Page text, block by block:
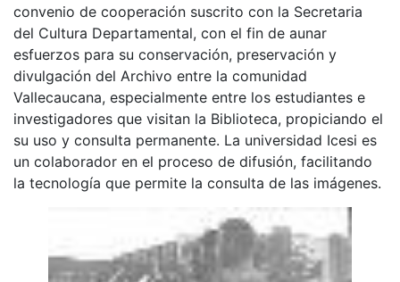
convenio de cooperación suscrito con la Secretaria
del Cultura Departamental, con el fin de aunar
esfuerzos para su conservación, preservación y
divulgación del Archivo entre la comunidad
Vallecaucana, especialmente entre los estudiantes e
investigadores que visitan la Biblioteca, propiciando el
su uso y consulta permanente. La universidad Icesi es
un colaborador en el proceso de difusión, facilitando
la tecnología que permite la consulta de las imágenes.